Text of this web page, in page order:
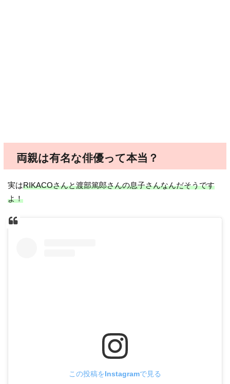
両親は有名な俳優って本当？
実はRIKACOさんと渡部篤郎さんの息子さんなんだそうです
よ！
この投稿をInstagramで見る